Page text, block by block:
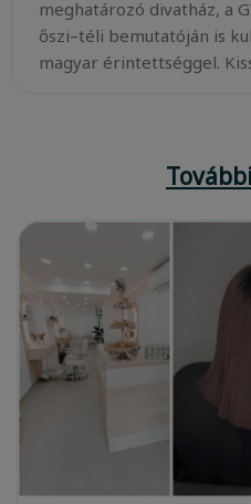
meghatározó divatház, a
őszi–téli bemutatóján is
magyar érintettséggel.